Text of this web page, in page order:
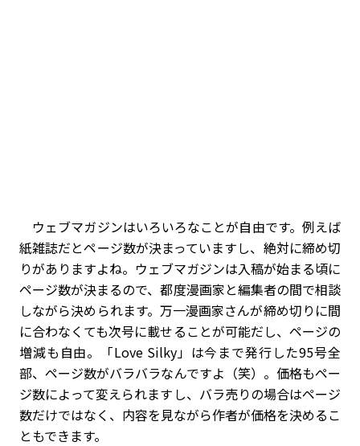
ウェブマガジンはいろいろなことが自由です。例えば
紙雑誌だとページ数が決まっていますし、絶対に締め切
りがありますよね。ウェブマガジンは入稿が始まる頃に
ページ数が決まるので、都度漫画家と編集者の間で相談
しながら決められます。万一漫画家さんが締め切りに間
に合わなくても次号に載せることが可能だし、ページの
増減も自由。「Love Silky」は今まで発行した95号全
部、ページ数がバラバラなんですよ（笑）。価格もペー
ジ数によって変えられますし、バラ売りの場合はページ
数だけではなく、内容を見ながら作者が価格を決めるこ
ともできます。